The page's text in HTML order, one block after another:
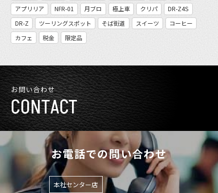
アプリリア
NFR-01 月ブロ 極上車 クリパ
DR-Z4S
DR-Z
ツーリングスポット そば街道 スイーツ
コーヒー
カフェ
税金 限定品
お問い合わせ
CONTACT
お電話での問い合わせ
本社センター店